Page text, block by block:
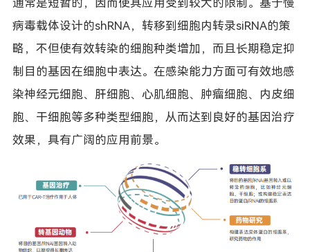
通常是短暂的，因而使其应用受到较大的限制。基于慢
病毒载体设计的shRNA，转移到细胞内转录siRNA的策
略，不但使有效转染的细胞种类增加，而且长期稳定抑
制目的基因在细胞中表达。在感染能力方面可有效地感
染神经元细胞、肝细胞、心肌细胞、肿瘤细胞、内皮细
胞、干细胞等多种类型细胞，从而达到良好的基因治疗
效果，具有广阔的应用前景。